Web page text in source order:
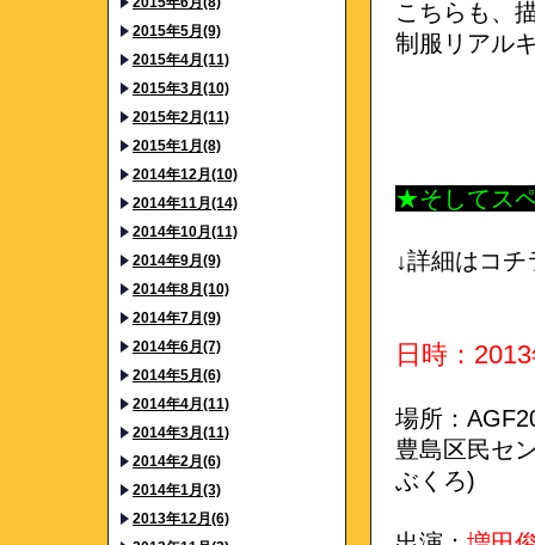
2015年5月(9)
2015年4月(11)
2015年3月(10)
2015年2月(11)
2015年1月(8)
2014年12月(10)
2014年11月(14)
2014年10月(11)
2014年9月(9)
2014年8月(10)
2014年7月(9)
2014年6月(7)
2014年5月(6)
2014年4月(11)
2014年3月(11)
2014年2月(6)
2014年1月(3)
2013年12月(6)
こちらも、
制服リアル
★そしてス
↓詳細はコチ
日時：
場所：
豊島区民セ
ぶくろ)